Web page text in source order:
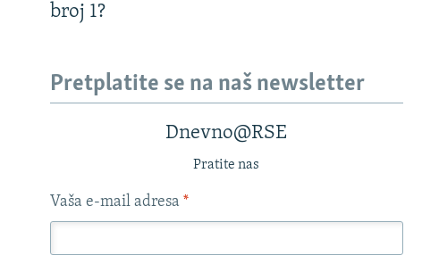
broj 1?
Pretplatite se na naš newsletter
Dnevno@RSE
Pratite nas
Vaša e-mail adresa *